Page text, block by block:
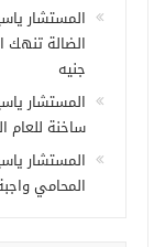
المستشار
الضالة تنهك
جنيه
المستشار
ساخنة للعام
المستشار
المحامي